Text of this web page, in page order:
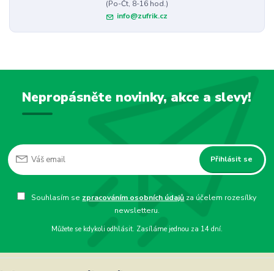
(Po-Čt, 8-16 hod.)
info@zufrik.cz
Nepropásněte novinky, akce a slevy!
Přihlásit se
Souhlasím se zpracováním osobních údajů za účelem rozesílky
newsletteru.
Můžete se kdykoli odhlásit. Zasíláme jednou za 14 dní.